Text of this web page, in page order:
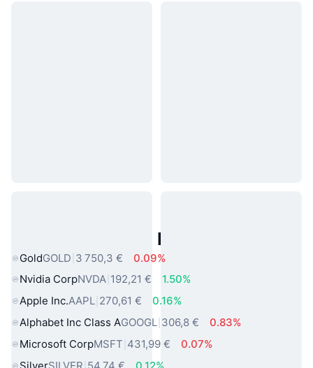
Actifs du Monde Réel Populaires
GoldGOLD 3 750,3 €
0.09%
Nvidia CorpNVDA 192,21 €
1.50%
Apple Inc.AAPL 270,61 €
0.16%
Alphabet Inc Class AGOOGL 306,8 €
0.83%
Microsoft CorpMSFT 431,99 €
0.07%